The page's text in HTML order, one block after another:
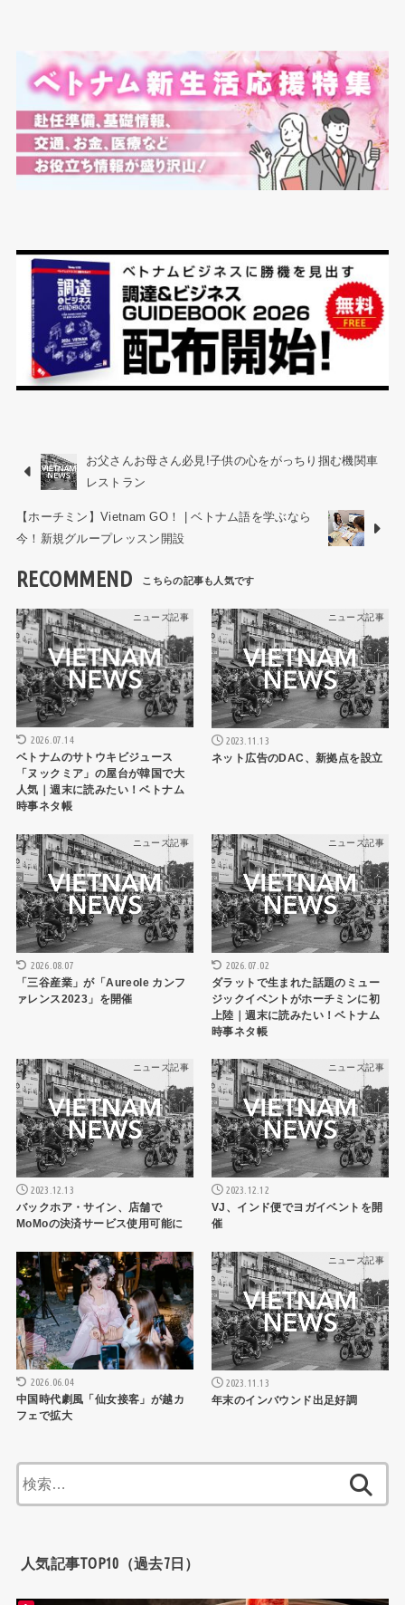
お父さんお母さん必見!子供の心をがっちり掴む機関車
レストラン
【ホーチミン】Vietnam GO！ | ベトナム語を学ぶなら
今！新規グループレッスン開設
RECOMMEND
ニュース記事
2026.07.14
ベトナムのサトウキビジュース
「ヌックミア」の屋台が韓国で大
人気｜週末に読みたい！ベトナム
時事ネタ帳
ニュース記事
2023.11.13
ネット広告のDAC、新拠点を設立
ニュース記事
2026.08.07
「三谷産業」が「Aureole カンフ
ァレンス2023」を開催
ニュース記事
2026.07.02
ダラットで生まれた話題のミュー
ジックイベントがホーチミンに初
上陸｜週末に読みたい！ベトナム
時事ネタ帳
ニュース記事
2023.12.13
バックホア・サイン、店舗で
MoMoの決済サービス使用可能に
ニュース記事
2023.12.12
VJ、インド便でヨガイベントを開
催
ニュース記事
2026.06.04
中国時代劇風「仙女接客」が越カ
フェで拡大
ニュース記事
2023.11.13
年末のインバウンド出足好調
索:
人気記事TOP10（過去7日）